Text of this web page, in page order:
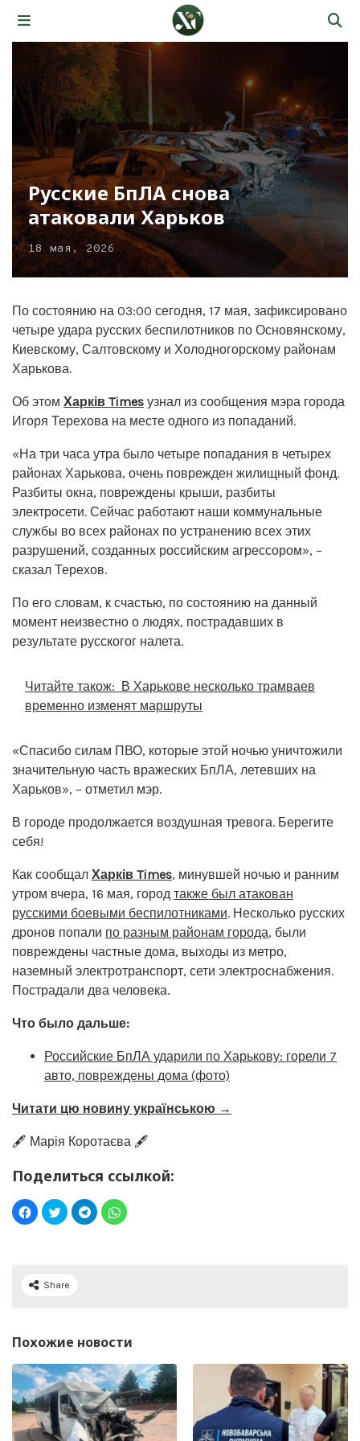
Русские БпЛА снова
атаковали Харьков
18 мая, 2026
По состоянию на 03:00 сегодня, 17 мая, зафиксировано
четыре удара русских беспилотников по Основянскому,
Киевскому, Салтовскому и Холодногорскому районам
Харькова.
Об этом Харків Times узнал из сообщения мэра города
Игоря Терехова на месте одного из попаданий.
«На три часа утра было четыре попадания в четырех
районах Харькова, очень поврежден жилищный фонд.
Разбиты окна, повреждены крыши, разбиты
электросети. Сейчас работают наши коммунальные
службы во всех районах по устранению всех этих
разрушений, созданных российским агрессором», –
сказал Терехов.
По его словам, к счастью, по состоянию на данный
момент неизвестно о людях, пострадавших в
результате русскогог налета.
Читайте також: В Харькове несколько трамваев
временно изменят маршруты
«Спасибо силам ПВО, которые этой ночью уничтожили
значительную часть вражеских БпЛА, летевших на
Харьков», – отметил мэр.
В городе продолжается воздушная тревога. Берегите
себя!
Как сообщал Харків Times, минувшей ночью и ранним
утром вчера, 16 мая, город также был атакован
русскими боевыми беспилотниками. Несколько русских
дронов попали по разным районам города, были
повреждены частные дома, выходы из метро, ​​
наземный электротранспорт, сети электроснабжения.
Пострадали два человека.
Что было дальше:
Российские БпЛА ударили по Харькову: горели 7
авто, повреждены дома (фото)
Читати цю новину українською →
🖋️ Марія Коротаєва 🖋️
Поделиться ссылкой:
Share
Похожие новости